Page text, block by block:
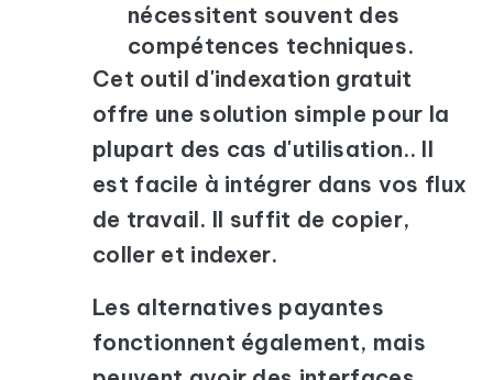
nécessitent souvent des
compétences techniques.
Cet outil d'indexation gratuit
offre une solution simple pour la
plupart des cas d'utilisation.. Il
est facile à intégrer dans vos flux
de travail. Il suffit de copier,
coller et indexer.
Les alternatives payantes
fonctionnent également, mais